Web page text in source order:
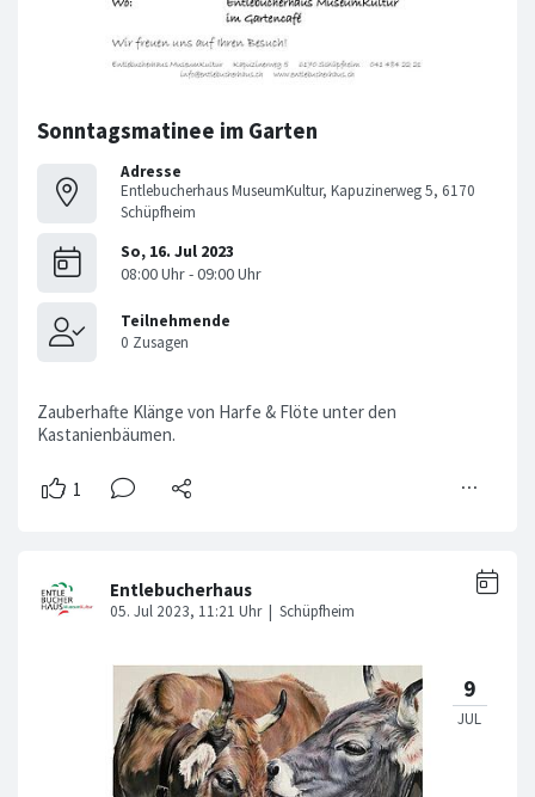
Sonntagsmatinee im Garten
Adresse
Entlebucherhaus MuseumKultur, Kapuzinerweg 5, 6170
Schüpfheim
Zauberhafte Klänge von Harfe & Flöte unter den
Kastanienbäumen.